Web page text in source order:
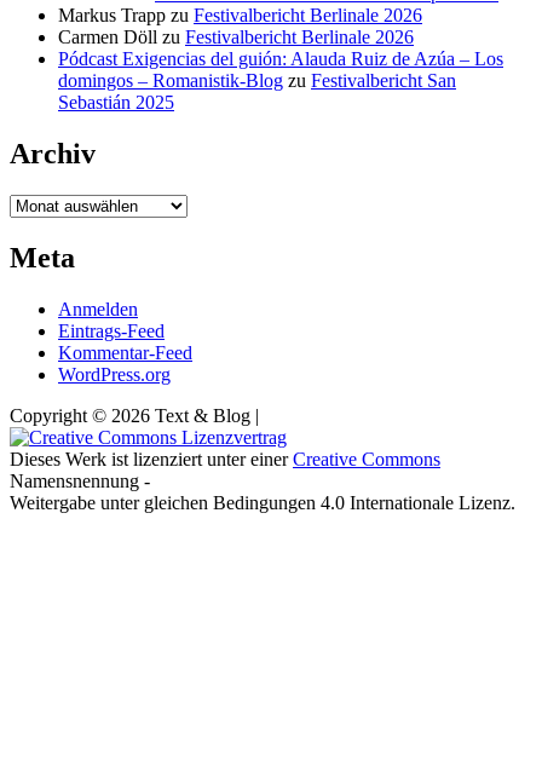
Markus Trapp zu Festivalbericht Berlinale 2026
Carmen Döll zu Festivalbericht Berlinale 2026
Pódcast Exigencias del guión: Alauda Ruiz de Azúa – Los
domingos – Romanistik-Blog zu Festivalbericht San
Sebastián 2025
Archiv
Archiv
Meta
Anmelden
Eintrags-Feed
Kommentar-Feed
WordPress.org
Copyright © 2026 Text & Blog |
Dieses Werk ist lizenziert unter einerCreative Commons
Namensnennung -
Weitergabe unter gleichen Bedingungen 4.0 Internationale Lizenz.